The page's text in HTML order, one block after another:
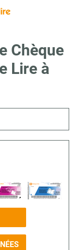
Chèque
Lire à